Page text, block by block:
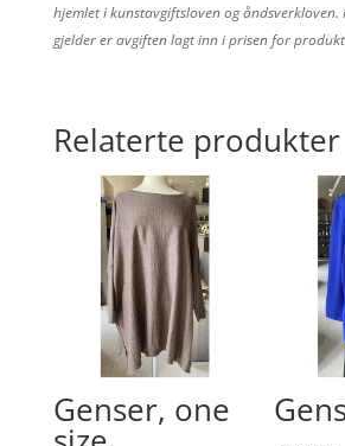
hjemlet i kunstavgiftsloven og
gjelder er avgiften lagt inn i prisen for
Relaterte produkter
Genser, one